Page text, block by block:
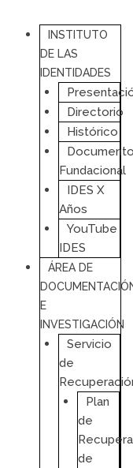
INSTITUTO
DE LAS
IDENTIDADES
Directorio
Histórico
Documento
Fundacional
IDES X
Años
YouTube
IDES
ÁREA DE
E
INVESTIGACIÓN
Servicio
de
Plan
de
de